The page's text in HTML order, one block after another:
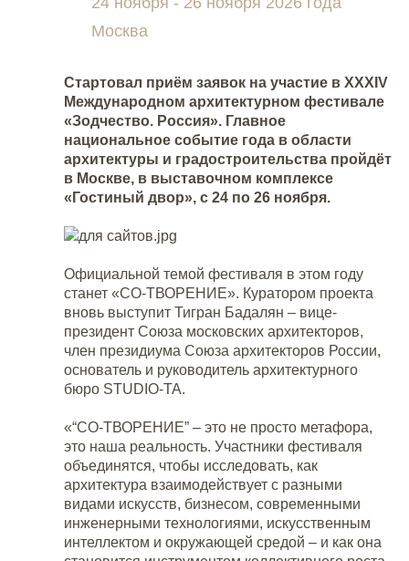
Москва
Стартовал приём заявок на участие в XXXIV
Международном архитектурном фестивале
«Зодчество. Россия». Главное
национальное событие года в области
архитектуры и градостроительства пройдёт
в Москве, в выставочном комплексе
«Гостиный двор», с 24 по 26 ноября.
Официальной темой фестиваля в этом году
станет «СО-ТВОРЕНИЕ». Куратором проекта
вновь выступит Тигран Бадалян – вице-
президент Союза московских архитекторов,
член президиума Союза архитекторов России,
основатель и руководитель архитектурного
бюро STUDIO-ТА.
«“СО-ТВОРЕНИЕ” – это не просто метафора,
это наша реальность. Участники фестиваля
объединятся, чтобы исследовать, как
архитектура взаимодействует с разными
видами искусств, бизнесом, современными
инженерными технологиями, искусственным
интеллектом и окружающей средой – и как она